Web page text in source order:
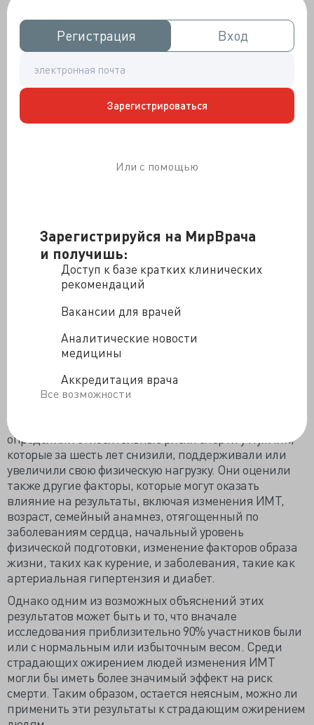
Зарегистрируйся на МирВрача
и получишь:
Доступ к базе кратких клинических
рекомендаций
Вакансии для врачей
Аналитические новости
медицины
Аккредитация врача
Все возможности
Регистрация
Регистрация Вход
Вход
Зарегистрироваться
Или с помощью
ИМТ – рассчитывается на основе веса и роста (кг/м
МЕТ оценивает интенсивность аэробной нагрузки, и
если быть точнее, это отношение уровня метаболизма
во время определенной физической активности к
справочному уровню метаболизма в состоянии покоя.
Результаты этого исследования - хорошие новости
для физически активных людей, которые никак не
могут похудеть. Люди могут меньше волноваться о
Результаты исследования подчеркивают важность
содержания жира в организме и риском смерти.
Участники, возраст которых в среднем составлял 44
года, входили в долгосрочное, крупное
параллельного исследования Центра Аэробики. Они
прошли не менее двух полных медицинских осмотра.
В статистической обработке исследователи для
оценки физической подготовки использовали
максимальные показатели тредмил тестов
(максимальный MET), а для расчета ИМТ рост и вес
участников. Ученые фиксировали изменения ИМТ и
прошествии 11 лет наблюдения, исследователи
определили относительные риски смерти у мужчин,
которые за шесть лет снизили, поддерживали или
увеличили свою физическую нагрузку. Они оценили
также другие факторы, которые могут оказать
влияние на результаты, включая изменения ИМТ,
возраст, семейный анамнез, отягощенный по
заболеваниям сердца, начальный уровень
физической подготовки, изменение факторов образа
жизни, таких как курение, и заболевания, такие как
артериальная гипертензия и диабет.
Однако одним из возможных объяснений этих
результатов может быть и то, что вначале
исследования приблизительно 90% участников были
или с нормальным или избыточным весом. Среди
страдающих ожирением людей изменения ИМТ
могли бы иметь более значимый эффект на риск
смерти. Таким образом, остается неясным, можно ли
применить эти результаты к страдающим ожирением